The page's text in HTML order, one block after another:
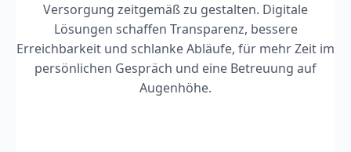
Versorgung zeitgemäß zu gestalten. Digitale
Lösungen schaffen Transparenz, bessere
Erreichbarkeit und schlanke Abläufe, für mehr Zeit im
persönlichen Gespräch und eine Betreuung auf
Augenhöhe.